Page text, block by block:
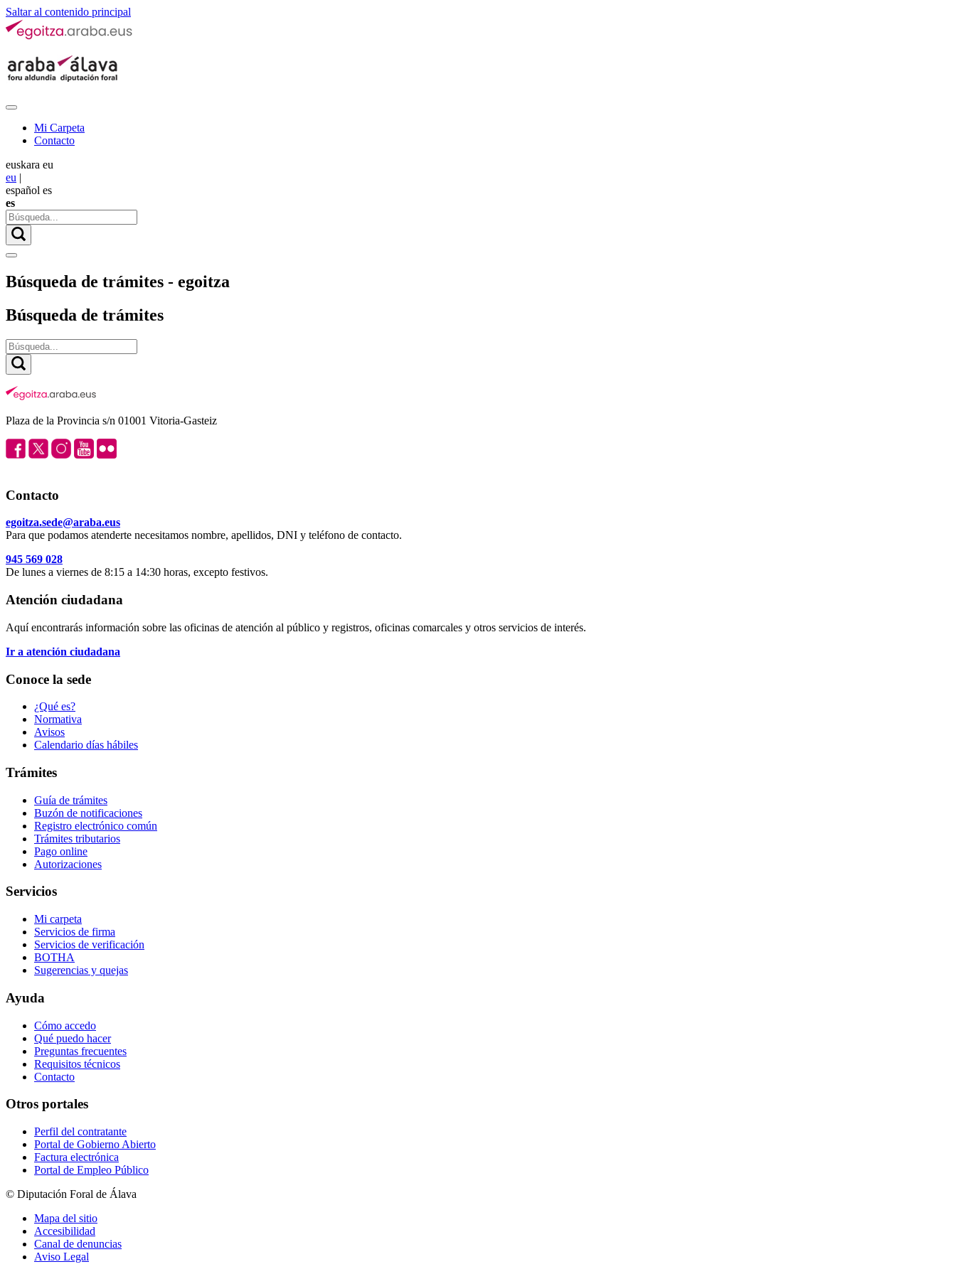
Saltar al contenido principal
Mi Carpeta
Contacto
euskara eu
eu |
español es
es
Búsqueda de trámites - egoitza
Búsqueda de trámites
Plaza de la Provincia s/n 01001 Vitoria-Gasteiz
Contacto
egoitza.sede@araba.eus
Para que podamos atenderte necesitamos nombre, apellidos, DNI y teléfono de contacto.
945 569 028
De lunes a viernes de 8:15 a 14:30 horas, excepto festivos.
Atención ciudadana
Aquí encontrarás información sobre las oficinas de atención al público y registros, oficinas comarcales y otros servicios de interés.
Ir a atención ciudadana
Conoce la sede
¿Qué es?
Normativa
Avisos
Calendario días hábiles
Trámites
Guía de trámites
Buzón de notificaciones
Registro electrónico común
Trámites tributarios
Pago online
Autorizaciones
Servicios
Mi carpeta
Servicios de firma
Servicios de verificación
BOTHA
Sugerencias y quejas
Ayuda
Cómo accedo
Qué puedo hacer
Preguntas frecuentes
Requisitos técnicos
Contacto
Otros portales
Perfil del contratante
Portal de Gobierno Abierto
Factura electrónica
Portal de Empleo Público
© Diputación Foral de Álava
Mapa del sitio
Accesibilidad
Canal de denuncias
Aviso Legal